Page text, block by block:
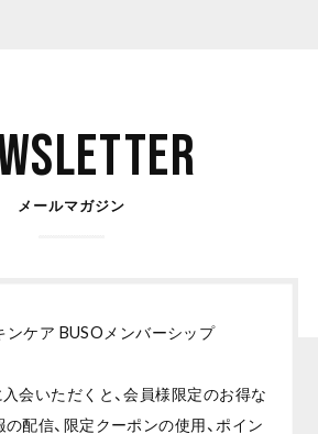
メールマガジン
ンケア BUSOメンバーシップ
会いただくと、会員様限定のお得な
配信、限定クーポンの使用、ポイン